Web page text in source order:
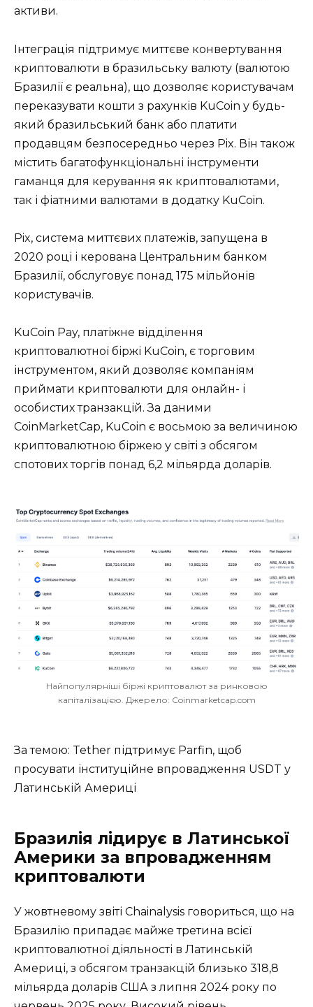
активи.
Інтеграція підтримує миттєве конвертування
криптовалюти в бразильську валюту (валютою
Бразилії є реальна), що дозволяє користувачам
переказувати кошти з рахунків KuCoin у будь-
який бразильський банк або платити
продавцям безпосередньо через Pix. Він також
містить багатофункціональні інструменти
гаманця для керування як криптовалютами,
так і фіатними валютами в додатку KuCoin.
Pix, система миттєвих платежів, запущена в
2020 році і керована Центральним банком
Бразилії, обслуговує понад 175 мільйонів
користувачів.
KuCoin Pay, платіжне відділення
криптовалютної біржі KuCoin, є торговим
інструментом, який дозволяє компаніям
приймати криптовалюти для онлайн- і
особистих транзакцій. За даними
CoinMarketCap, KuCoin є восьмою за величиною
криптовалютною біржею у світі з обсягом
спотових торгів понад 6,2 мільярда доларів.
Найпопулярніші біржі криптовалют за ринковою
капіталізацією. Джерело: Coinmarketcap.com
За темою: Tether підтримує Parfin, щоб
просувати інституційне впровадження USDT у
Латинській Америці
Бразилія лідирує в Латинської
Америки за впровадженням
криптовалюти
У жовтневому звіті Chainalysis говориться, що на
Бразилію припадає майже третина всієї
криптовалютної діяльності в Латинській
Америці, з обсягом транзакцій близько 318,8
мільярда доларів США з липня 2024 року по